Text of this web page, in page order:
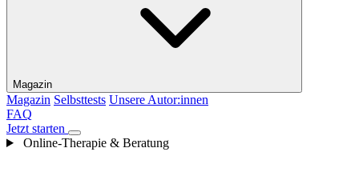
Magazin
Magazin Selbsttests Unsere Autor:innen
FAQ
Jetzt starten
Online-Therapie & Beratung